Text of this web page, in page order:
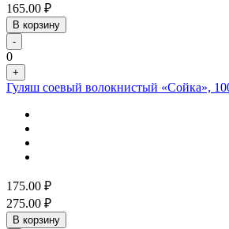
165.00 ₽
В корзину
-
0
+
Гуляш соевый волокнистый «Сойка»,
175.00 ₽
275.00 ₽
В корзину